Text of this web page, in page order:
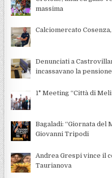
massima
Calciomercato
Denunciati a
incassavano la
1° Meeting “Città di
Bagaladi: “Giornata del
Giovanni Tripodi
Andrea Grespi vince il
Taurianova